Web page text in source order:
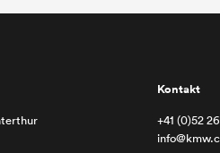
Kontakt
+41 (0)52